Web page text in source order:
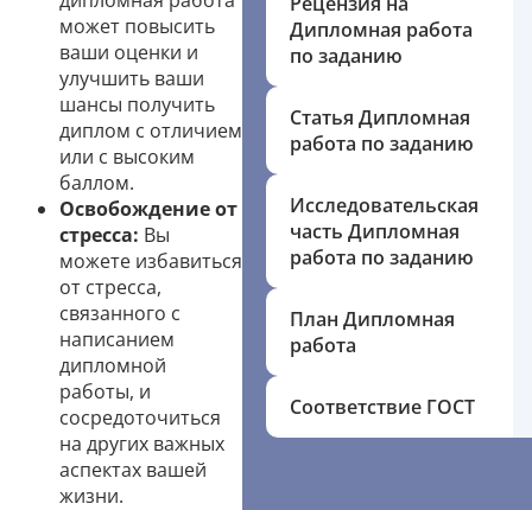
может повысить
ваши оценки и
улучшить ваши
шансы получить
диплом с отличием
или с высоким
баллом.
Освобождение от
стресса: Вы
можете избавиться
от стресса,
связанного с
написанием
дипломной
работы, и
сосредоточиться
на других важных
аспектах вашей
жизни.
Дипломная работа
по заданию
Статья Дипломная
работа по заданию
Исследовательская
часть Дипломная
работа по заданию
План Дипломная
работа
Соответствие ГОСТ